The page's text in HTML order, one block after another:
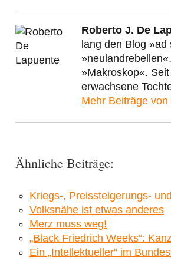
Roberto J. De
lang den Blog
»Makroskop«.
erwachsene
Mehr Beiträge
Ähnliche Beiträge:
Kriegs-, Preissteigerungs-
Volksnähe ist etwas anderes
Merz muss weg!
„Black Friedrich Weeks“:
Ein „Intellektueller“ im